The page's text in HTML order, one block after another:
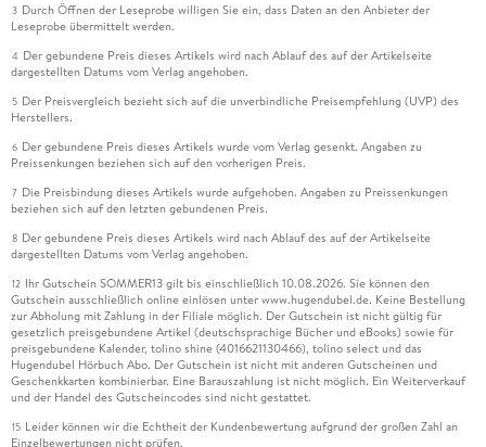
3 Durch Öffnen der Leseprobe willigen Sie ein, dass Daten an den Anbieter der
Leseprobe übermittelt werden.
4 Der gebundene Preis dieses Artikels wird nach Ablauf des auf der Artikelseite
dargestellten Datums vom Verlag angehoben.
5 Der Preisvergleich bezieht sich auf die unverbindliche Preisempfehlung (UVP) des
Herstellers.
6 Der gebundene Preis dieses Artikels wurde vom Verlag gesenkt. Angaben zu
Preissenkungen beziehen sich auf den vorherigen Preis.
7 Die Preisbindung dieses Artikels wurde aufgehoben. Angaben zu Preissenkungen
beziehen sich auf den letzten gebundenen Preis.
8 Der gebundene Preis dieses Artikels wird nach Ablauf des auf der Artikelseite
dargestellten Datums vom Verlag angehoben.
12 Ihr Gutschein SOMMER13 gilt bis einschließlich 10.08.2026. Sie können den
Gutschein ausschließlich online einlösen unter www.hugendubel.de. Keine Bestellung
zur Abholung mit Zahlung in der Filiale möglich. Der Gutschein ist nicht gültig für
gesetzlich preisgebundene Artikel (deutschsprachige Bücher und eBooks) sowie für
preisgebundene Kalender, tolino shine (4016621130466), tolino select und das
Hugendubel Hörbuch Abo. Der Gutschein ist nicht mit anderen Gutscheinen und
Geschenkkarten kombinierbar. Eine Barauszahlung ist nicht möglich. Ein Weiterverkauf
und der Handel des Gutscheincodes sind nicht gestattet.
15 Leider können wir die Echtheit der Kundenbewertung aufgrund der großen Zahl an
Einzelbewertungen nicht prüfen.